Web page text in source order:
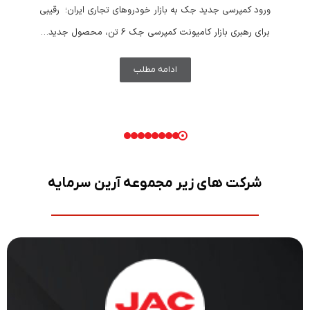
ورود کمپرسی جدید جک به بازار خودروهای تجاری ایران؛ رقیبی
برای رهبری بازار کامیونت کمپرسی جک 6 تن، محصول جدید…
ادامه مطلب
شرکت های زیر مجموعه آرین سرمایه
JAC MOTOR